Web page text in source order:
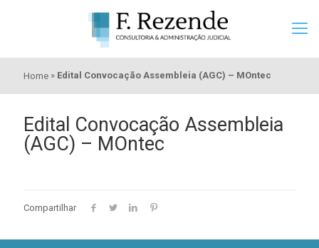
Home » Edital Convocação Assembleia (AGC) – MOntec
Edital Convocação Assembleia
(AGC) – MOntec
Compartilhar